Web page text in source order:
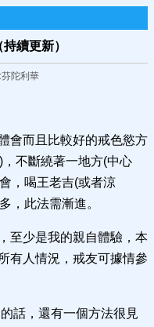
續更新）
陀利華
會而且比較好的戒色慾方
不斷繞著一地方(中心
，喝王老吉(或者涼
，此法需漸進。
至少是我的親自體驗，本
有人情況，戒友可據情參
話，還有一個方法很見